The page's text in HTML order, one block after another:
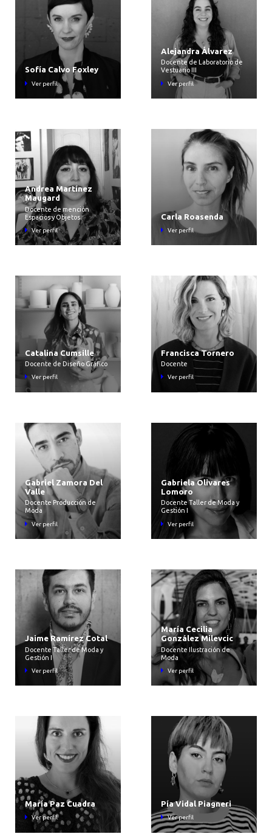
Sofía Calvo Foxley
Ver perfil
Alejandra Álvarez
Docente de Laboratorio de
Vestuario III
Ver perfil
Andrea Martínez
Maugard
Docente de mención
Espacios y Objetos
Ver perfil
Carla Roasenda
Ver perfil
Catalina Cumsille
Docente de Diseño Gráfico
Ver perfil
Francisca Tornero
Docente
Ver perfil
Gabriel Zamora Del
Valle
Docente Producción de
Moda
Ver perfil
Gabriela Olivares
Lomoro
Docente Taller de Moda y
Gestión I
Ver perfil
Jaime Ramírez Cotal
Docente Taller de Moda y
Gestión I
Ver perfil
María Cecilia
González Milevcic
Docente Ilustración de
Moda
Ver perfil
María Paz Cuadra
Ver perfil
Pía Vidal Piagneri
Ver perfil